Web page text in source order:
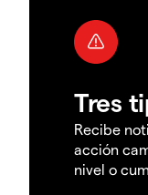
Tres
Recibe
acción
nivel o